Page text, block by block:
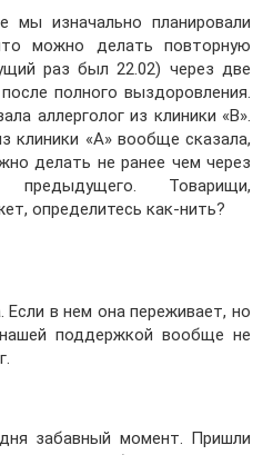
мы изначально планировали
можно делать повторную
раз был 22.02) через две
полного выздоровления.
аллерголог из клиники «В».
клиники «А» вообще сказала,
делать не ранее чем через
Товарищи,
определитесь как-нить?
Если в нем она переживает, но
поддержкой вообще не
забавный момент. Пришли